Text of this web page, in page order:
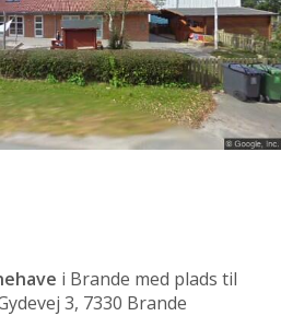
i Brande med plads til
3, 7330 Brande